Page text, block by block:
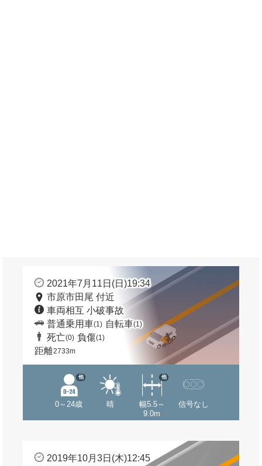
2021年7月11日(日)19:34
市原市田尾 付近
車両相互 小破事故
普通乗用車(1) 自転車(1)
死亡(0) 負傷(1)
距離2733m
0～24歳
他
晴
幅5.5～
9.0m
他
信号なし
2019年10月3日(木)12:45